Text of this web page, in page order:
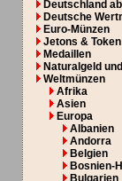
Deutschland
Deutsche
Euro-Münzen
Jetons & Token
Medaillen
Naturalgeld
Weltmünzen
Afrika
Asien
Europa
Albanien
Andorra
Belgien
Bosnien-